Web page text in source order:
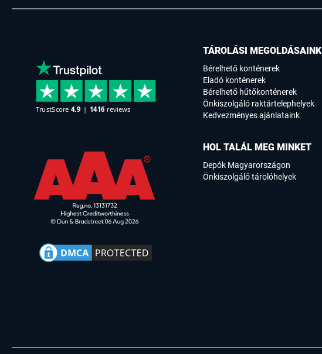
TÁROLÁSI MEGOLDÁSAINK
Bérelhető konténerek
Eladó konténerek
Bérelhető hűtőkonténerek
Önkiszolgáló raktártelephelyek
Kedvezményes ajánlataink
HOL TALÁL MEG MINKET
Depók Magyarországon
Önkiszolgáló tárolóhelyek